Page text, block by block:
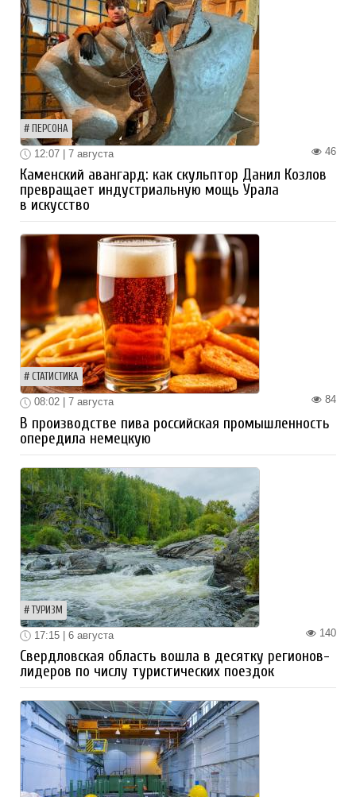
ПЕРСОНА
46
12:07 | 7 августа
Каменский авангард: как скульптор Данил Козлов
превращает индустриальную мощь Урала
в искусство
СТАТИСТИКА
84
08:02 | 7 августа
В производстве пива российская промышленность
опередила немецкую
ТУРИЗМ
140
17:15 | 6 августа
Свердловская область вошла в десятку регионов-
лидеров по числу туристических поездок